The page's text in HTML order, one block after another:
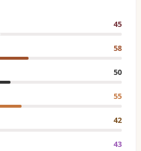
45
58
50
55
42
43